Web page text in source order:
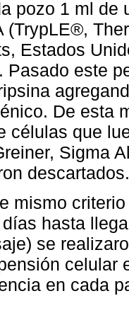
pozo 1 ml de
(TrypLE®,
Estados
Pasado este
De esta
células que
Sigma
descartados.
mismo
hasta
se
celular
en cada